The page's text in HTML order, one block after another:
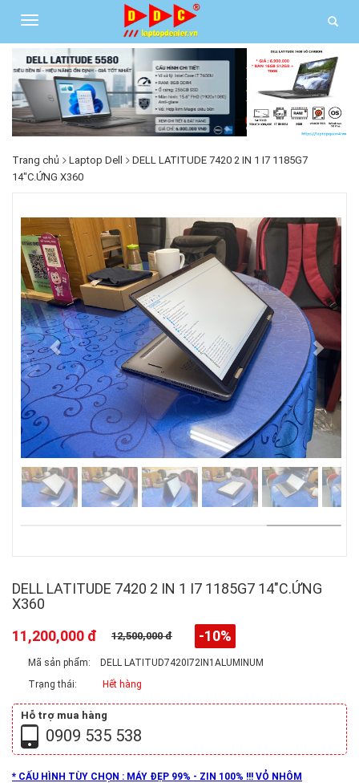
Trang chủ Laptop Dell
DELL LATITUDE 7420 2 IN 1 I7 1185G7
14"C.ỨNG X360
DELL LATITUDE 7420 2 IN 1 I7 1185G7 14"C.ỨNG
X360
11,200,000 đ
12,500,000 đ -10%
Mã sản phẩm:
DELL LATITUD7420I72IN1ALUMINUM
Trạng thái:
Hết hàng
Hỗ trợ mua hàng
0909 535 538
* CẤU HÌNH TÙY CHỌN : MÁY ĐẸP 99% - ZIN 100% !!! VỎ NHÔM